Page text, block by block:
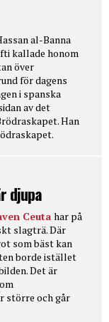
al-Banna
kallade honom
över
för dagens
i spanska
av det
Han
djupa
Ceuta har på
slagträ. Där
som bäst kan
borde istället
Det är
större och går